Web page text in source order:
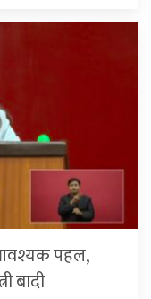
आवश्यक पहल,
बादी